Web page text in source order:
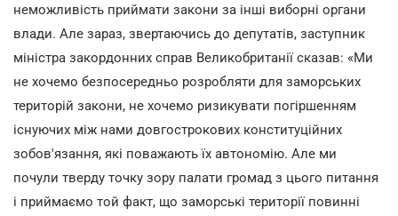
неможливість приймати закони за інші виборні органи
влади. Але зараз, звертаючись до депутатів, заступник
міністра закордонних справ Великобританії сказав: «Ми
не хочемо безпосередньо розробляти для заморських
територій закони, не хочемо ризикувати погіршенням
існуючих між нами довгострокових конституційних
зобов'язання, які поважають їх автономію. Але ми
почули тверду точку зору палати громад з цього питання
і приймаємо той факт, що заморські території повинні